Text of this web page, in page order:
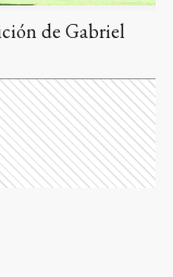
de Gabriel